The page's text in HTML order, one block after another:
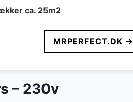
ca. 25m2
MRPERFECT.DK →
– 230v